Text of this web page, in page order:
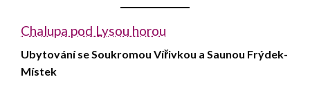
Chalupa pod Lysou horou
Ubytování se Soukromou Vířivkou a Saunou Frýdek-
Místek